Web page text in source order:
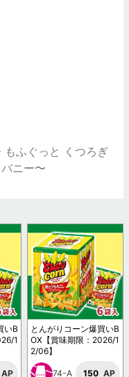
もふぐっと くつろぎ
ニー〜
いB
1
AP
とんがりコーン爆買いB
OX【賞味期限：2026/1
2/06】
74-A 150 AP